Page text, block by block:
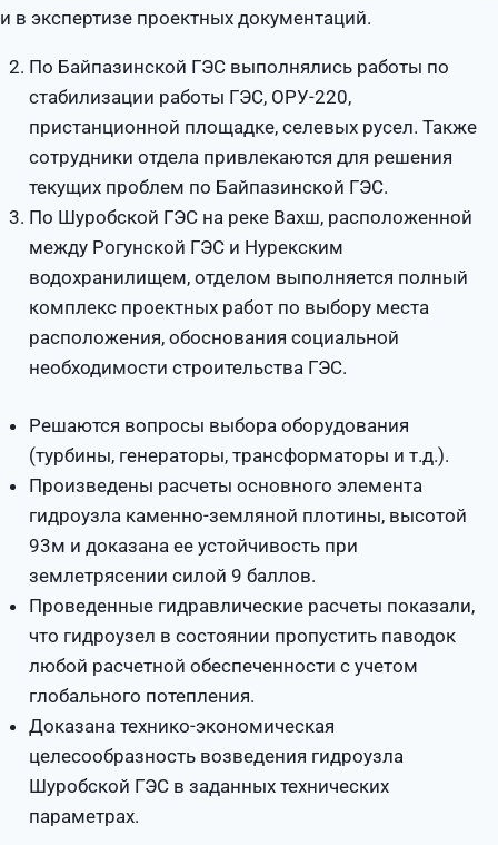
и в экспертизе проектных документаций.
По Байпазинской ГЭС выполнялись работы по
стабилизации работы ГЭС, ОРУ-220,
пристанционной площадке, селевых русел. Также
сотрудники отдела привлекаются для решения
текущих проблем по Байпазинской ГЭС.
По Шуробской ГЭС на реке Вахш, расположенной
между Рогунской ГЭС и Нурекским
водохранилищем, отделом выполняется полный
комплекс проектных работ по выбору места
расположения, обоснования социальной
необходимости строительства ГЭС.
Решаются вопросы выбора оборудования
(турбины, генераторы, трансформаторы и т.д.).
Произведены расчеты основного элемента
гидроузла каменно-земляной плотины, высотой
93м и доказана ее устойчивость при
землетрясении силой 9 баллов.
Проведенные гидравлические расчеты показали,
что гидроузел в состоянии пропустить паводок
любой расчетной обеспеченности с учетом
глобального потепления.
Доказана технико-экономическая
целесообразность возведения гидроузла
Шуробской ГЭС в заданных технических
параметрах.